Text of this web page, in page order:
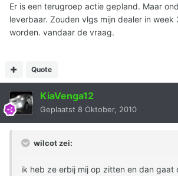
Er is een terugroep actie gepland. Maar
leverbaar. Zouden vlgs mijn dealer in
worden. vandaar de vraag.
Quote
KiaVenga12
Geplaatst 8 Oktober, 2010
wilcot zei:
ik heb ze erbij mij op zitten en dan gaat